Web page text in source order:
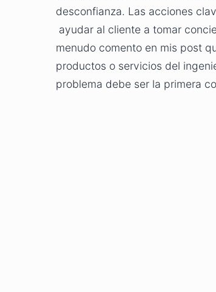
desconfianza. Las acciones
ayudar al cliente a tomar
menudo comento en mis post
productos o servicios del
problema debe ser la primera